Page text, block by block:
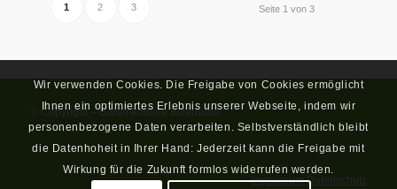
Seite 1 von 3
1 2 3
© Copyright – Gartenkolonie Billerhude
Impressum Datenschutz
Wir verwenden Cookies. Die Freigabe von Cookies ermöglicht
Ihnen ein optimiertes Erlebnis unserer Webseite, indem wir
personenbezogene Daten verarbeiten. Selbstverständlich bleibt
die Datenhoheit in Ihrer Hand: Jederzeit kann die Freigabe mit
Wirkung für die Zukunft formlos widerrufen werden.